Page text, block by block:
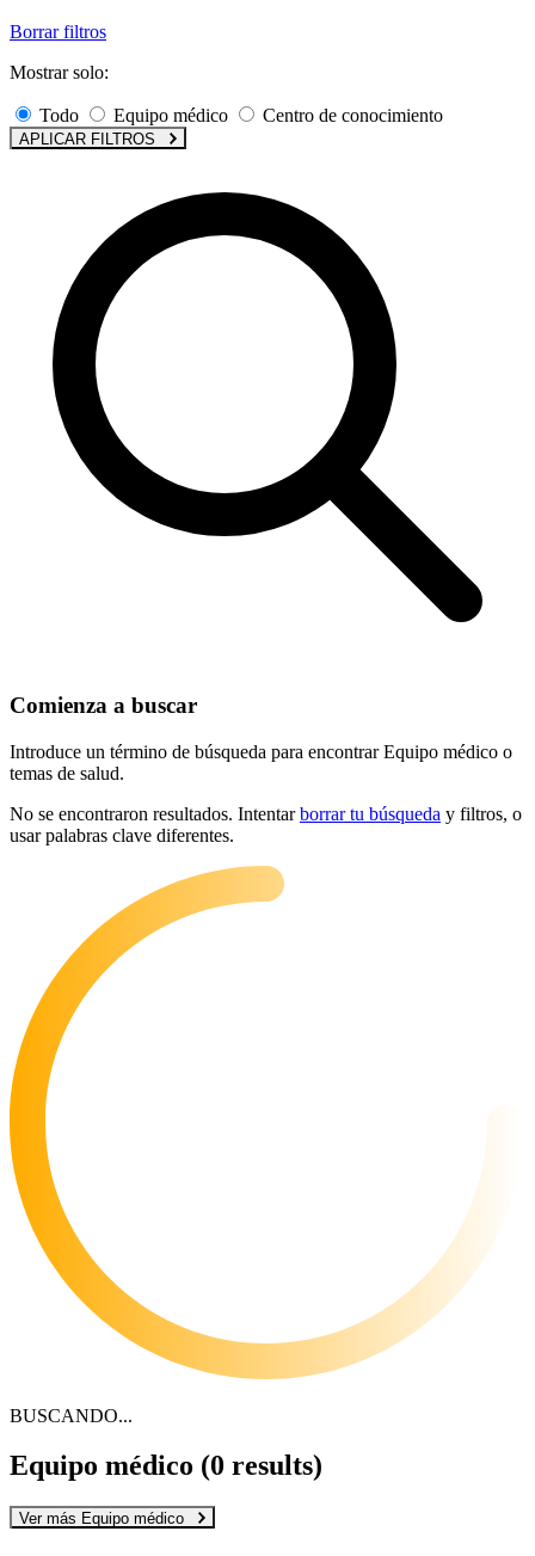
Borrar filtros
Mostrar solo:
Todo Equipo médico Centro de conocimiento
APLICAR FILTROS
Comienza a buscar
Introduce un término de búsqueda para encontrar Equipo médico o
temas de salud.
No se encontraron resultados. Intentarborrar tu búsqueda y filtros, o
usar palabras clave diferentes.
BUSCANDO...
Equipo médico (2 results)